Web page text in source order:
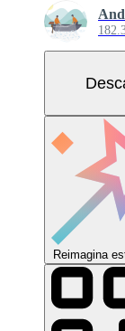
Reimagina